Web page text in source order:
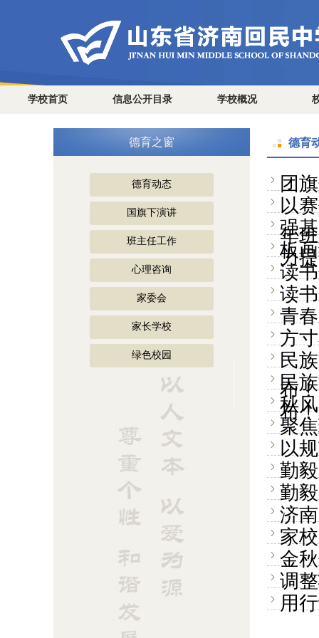
学校首页 信息公开目录 学校概况
德育之窗
德育动态
国旗下演讲
班主任工作
心理咨询
家委会
家长学校
绿色校园
德育
团
以
年
强
力
板
读
读
青
方
民
布！
民
布！
秋
聚
以
勤
勤
济
家
金
调
用